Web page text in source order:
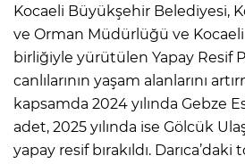
Kocaeli Büyükşehir Belediyesi,
ve Orman Müdürlüğü ve
birliğiyle yürütülen Yapay Resif
canlılarının yaşam alanlarını
kapsamda 2024 yılında Gebze
adet, 2025 yılında ise Gölcük
yapay resif bırakıldı.